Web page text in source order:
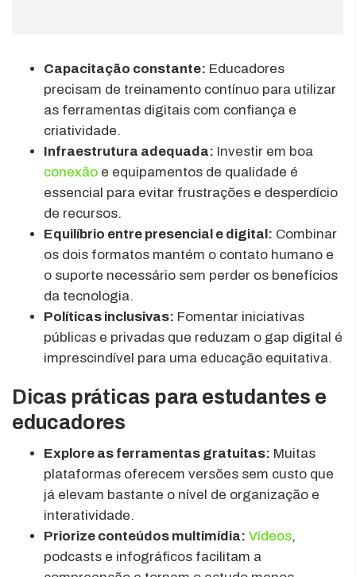
Capacitação constante: Educadores
precisam de treinamento contínuo para utilizar
as ferramentas digitais com confiança e
criatividade.
Infraestrutura adequada: Investir em boa
conexão e equipamentos de qualidade é
essencial para evitar frustrações e desperdício
de recursos.
Equilíbrio entre presencial e digital: Combinar
os dois formatos mantém o contato humano e
o suporte necessário sem perder os benefícios
da tecnologia.
Políticas inclusivas: Fomentar iniciativas
públicas e privadas que reduzam o gap digital é
imprescindível para uma educação equitativa.
Dicas práticas para estudantes e
educadores
Explore as ferramentas gratuitas: Muitas
plataformas oferecem versões sem custo que
já elevam bastante o nível de organização e
interatividade.
Priorize conteúdos multimídia: Vídeos,
podcasts e infográficos facilitam a